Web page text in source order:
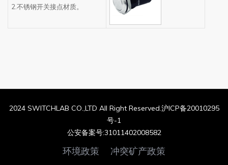
2.不锈钢开关接点材质。
2024 SWITCHLAB CO.,LTD All Right Reserved.沪ICP备20010295
号-1
公安备案号:31011402008582
环境政策 冲突矿产政策